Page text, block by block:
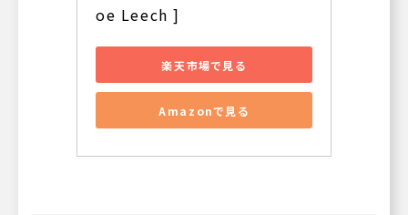
oe Leech ]
楽天市場で見る
Amazonで見る